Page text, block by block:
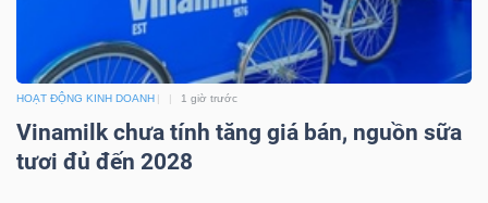
HOẠT ĐỘNG KINH DOANH 1 giờ trước
Vinamilk chưa tính tăng giá bán, nguồn sữa
tươi đủ đến 2028
DỮ
LIỆU
Ngành